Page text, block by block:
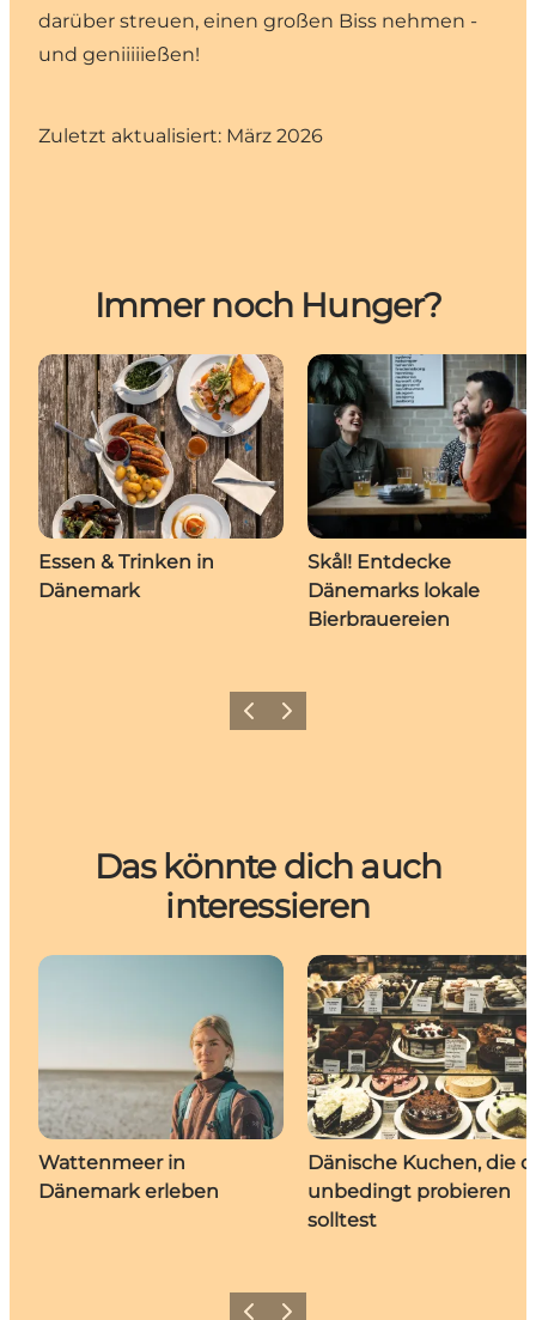
darüber streuen, einen großen Biss nehmen -
und geniiiiießen!
Zuletzt aktualisiert: März 2026
Immer noch Hunger?
Essen & Trinken in
Dänemark
Skål! Entdecke
Dänemarks lokale
Bierbrauereien
ZurückWeiter
Das könnte dich auch
interessieren
Wattenmeer in
Dänemark erleben
Dänische Kuchen, die
unbedingt probieren
solltest